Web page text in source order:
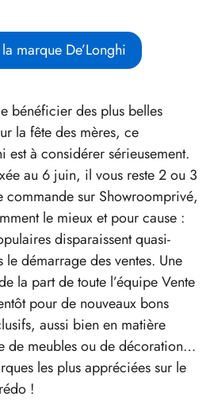
marque De’Longhi
bénéficier des plus belles
la fête des mères, ce
est à considérer sérieusement.
au 6 juin, il vous reste 2 ou 3
commande sur Showroomprivé,
le mieux et pour cause :
disparaissent quasi-
le démarrage des ventes. Une
la part de toute l’équipe Vente
pour de nouveaux bons
aussi bien en matière
de meubles ou de décoration…
les plus appréciées sur le
!